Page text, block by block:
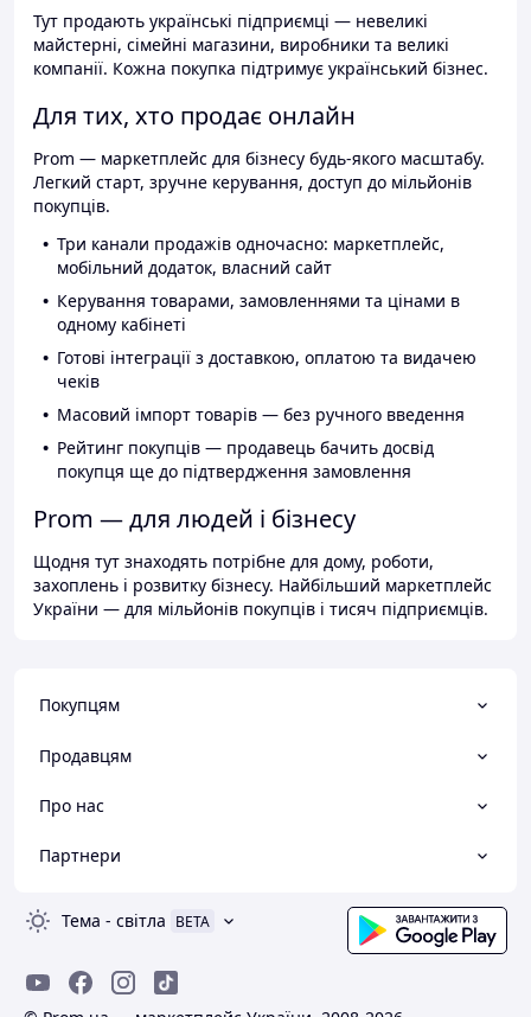
Тут продають українські підприємці — невеликі
майстерні, сімейні магазини, виробники та великі
компанії. Кожна покупка підтримує український бізнес.
Для тих, хто продає онлайн
Prom — маркетплейс для бізнесу будь-якого масштабу.
Легкий старт, зручне керування, доступ до мільйонів
покупців.
Три канали продажів одночасно: маркетплейс,
мобільний додаток, власний сайт
Керування товарами, замовленнями та цінами в
одному кабінеті
Готові інтеграції з доставкою, оплатою та видачею
чеків
Масовий імпорт товарів — без ручного введення
Рейтинг покупців — продавець бачить досвід
покупця ще до підтвердження замовлення
Prom — для людей і бізнесу
Щодня тут знаходять потрібне для дому, роботи,
захоплень і розвитку бізнесу. Найбільший маркетплейс
України — для мільйонів покупців і тисяч підприємців.
Покупцям
Продавцям
Про нас
Партнери
Тема - світла BETA